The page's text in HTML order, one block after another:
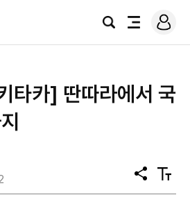
검
전
로
그
타카] 딴따라에서 국
공
유
텍
스